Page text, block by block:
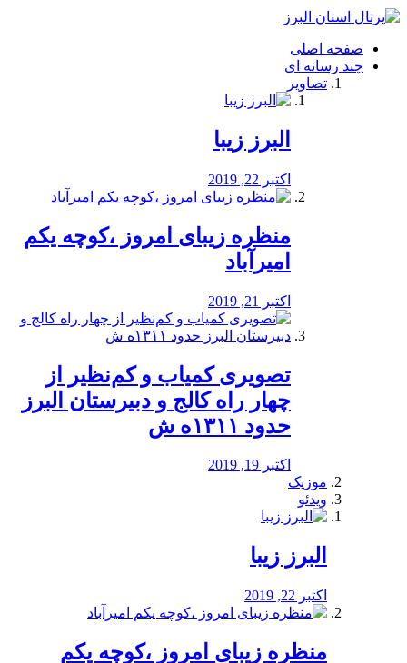
فصد
شرق
تهران
خشکشویی
صفحه اصلی
چند رسانه ای
تصاویر
البرز زیبا
اکتبر 22, 2019
منظره‌‌ زیبای امروز ،کوچه یکم
امیرآباد
اکتبر 21, 2019
️تصویری کمیاب و کم‌نظیر از
چهار راه كالج و دبيرستان البرز
حدود ۱۳۱۱ه ش
اکتبر 19, 2019
موزیک
ویدئو
البرز زیبا
اکتبر 22, 2019
منظره‌‌ زیبای امروز ،کوچه یکم